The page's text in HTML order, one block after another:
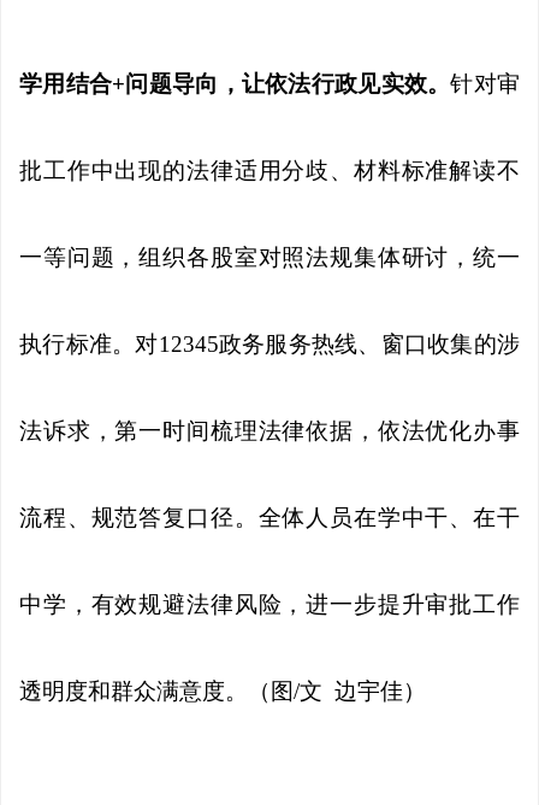
学用结合+问题导向，让依法行政见实效。针对审
批工作中出现的法律适用分歧、材料标准解读不
一等问题，组织各股室对照法规集体研讨，统一
执行标准。对12345政务服务热线、窗口收集的涉
法诉求，第一时间梳理法律依据，依法优化办事
流程、规范答复口径。全体人员在学中干、在干
中学，有效规避法律风险，进一步提升审批工作
透明度和群众满意度。（图/文 边宇佳）